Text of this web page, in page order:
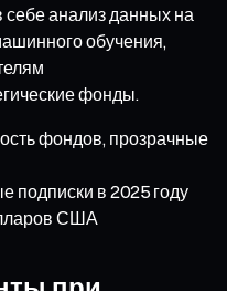
себе анализ данных на
обучения,
фонды.
фондов, прозрачные
подписки в 2025 году
США